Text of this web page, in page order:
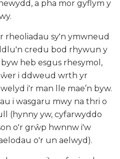
a pha mor gyflym y
rheoliadau sy'n ymwneud
credu bod rhywun y
heb esgus rhesymol,
i ddweud wrth yr
i'r man lle mae’n byw.
i wasgaru mwy na thri o
(hynny yw, cyfarwyddo
o'r grŵp hwnnw i'w
o'r un aelwyd).